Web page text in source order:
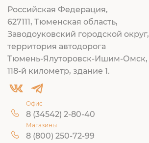
Российская Федерация,
627111, Тюменская область,
Заводоуковский городской округ,
территория автодорога
Тюмень-Ялуторовск-Ишим-Омск,
118-й километр, здание 1.
Офис
8 (34542) 2-80-40
Магазины
8 (800) 250-72-99